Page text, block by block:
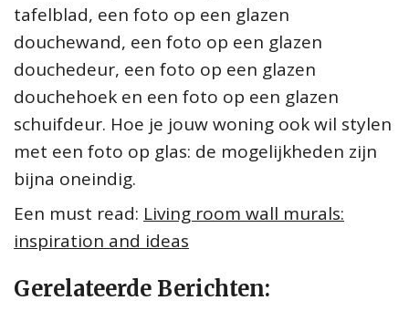
tafelblad, een foto op een glazen
douchewand, een foto op een glazen
douchedeur, een foto op een glazen
douchehoek en een foto op een glazen
schuifdeur. Hoe je jouw woning ook wil stylen
met een foto op glas: de mogelijkheden zijn
bijna oneindig.
Een must read: Living room wall murals:
inspiration and ideas
Gerelateerde Berichten: